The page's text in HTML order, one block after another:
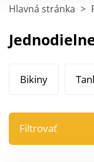
Hlavná stránka >
Bikiny
Filtrovať